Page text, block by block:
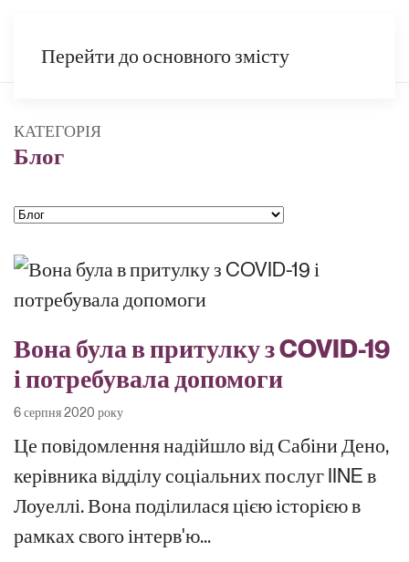
Перейти до основного змісту
КАТЕГОРІЯ
Блог
Категорії
Вона була в притулку з COVID-19
і потребувала допомоги
6 серпня 2020 року
Це повідомлення надійшло від Сабіни Дено,
керівника відділу соціальних послуг IINE в
Лоуеллі. Вона поділилася цією історією в
рамках свого інтерв'ю...